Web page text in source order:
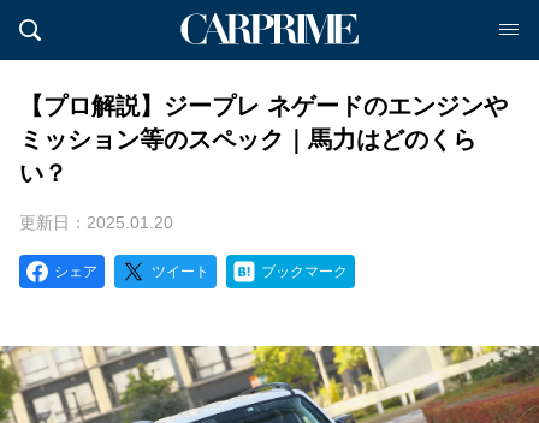
【プロ解説】ジープレ ネゲードのエンジンや
ミッション等のスペック｜馬力はどのくら
い？
更新日：2025.01.20
シェア ツイート ブックマーク